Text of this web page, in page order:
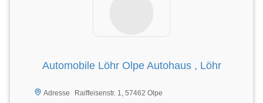
Automobile Löhr Olpe Autohaus , Löhr
Adresse
Raiffeisenstr. 1, 57462 Olpe